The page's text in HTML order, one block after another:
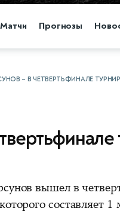
Матчи Прогнозы
– В ЧЕТВЕРТЬФИНАЛЕ
вышел в
составляет